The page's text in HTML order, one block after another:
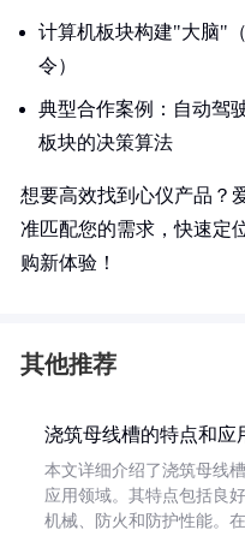
计算机板块构建"大脑"
令）
典型合作案例：自动驾
板块的决策算法
想要高效找到心仪产品？
准匹配您的需求，快速定
购新体验！
其他推荐
浇筑母线槽的特点和应
本文详细介绍了浇筑母线
应用领域。其特点包括良好
机械、防火和防护性能。在